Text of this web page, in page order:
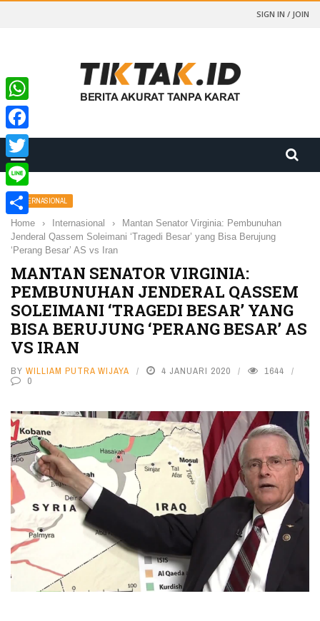
SIGN IN / JOIN
INTERNASIONAL
Home › Internasional ›
Mantan Senator Virginia: Pembunuhan
Jenderal Qassem Soleimani ‘Tragedi Besar’ yang Bisa Berujung
‘Perang Besar’ AS vs Iran
MANTAN SENATOR VIRGINIA:
PEMBUNUHAN JENDERAL QASSEM
SOLEIMANI ‘TRAGEDI BESAR’ YANG
BISA BERUJUNG ‘PERANG BESAR’ AS
VS IRAN
BY WILLIAM PUTRA WIJAYA 4 JANUARI 2020
1644
0
WhatsApp
Facebook
Twitter
Line
Share